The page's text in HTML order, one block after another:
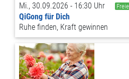
Mi., 30.09.2026 - 16:30 Uhr
QiGong für Dich
Ruhe finden, Kraft gewinnen